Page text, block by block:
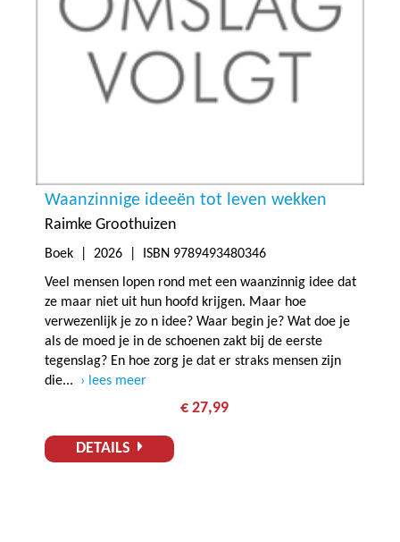
Waanzinnige ideeën tot leven wekken
Raimke Groothuizen
Boek | 2026 | ISBN 9789493480346
Veel mensen lopen rond met een waanzinnig idee dat
ze maar niet uit hun hoofd krijgen. Maar hoe
verwezenlijk je zo n idee? Waar begin je? Wat doe je
als de moed je in de schoenen zakt bij de eerste
tegenslag? En hoe zorg je dat er straks mensen zijn
die...
lees meer
€ 27,99
DETAILS